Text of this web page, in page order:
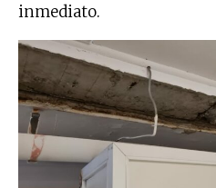
inmediato.